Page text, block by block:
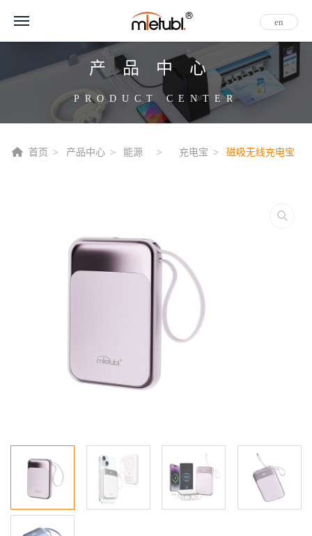
en
产品中心
PRODUCT CENTER
首页 产品中心 能源 充电宝 磁吸无线充电宝